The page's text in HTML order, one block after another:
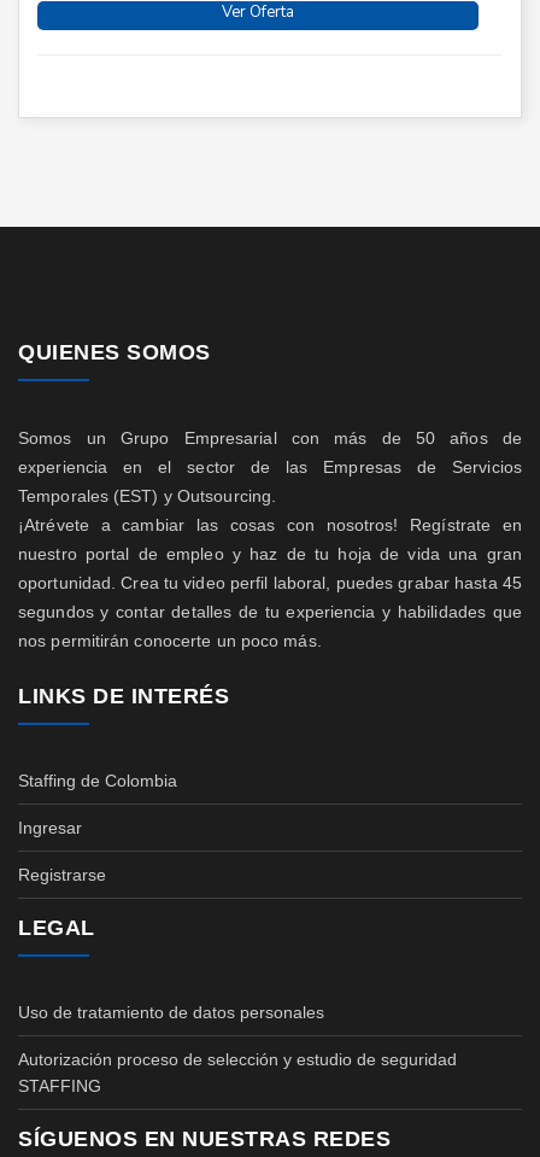
Ver Oferta
QUIENES SOMOS
Somos un Grupo Empresarial con más de 50 años de
experiencia en el sector de las Empresas de Servicios
Temporales (EST) y Outsourcing.
¡Atrévete a cambiar las cosas con nosotros! Regístrate en
nuestro portal de empleo y haz de tu hoja de vida una gran
oportunidad. Crea tu video perfil laboral, puedes grabar hasta 45
segundos y contar detalles de tu experiencia y habilidades que
nos permitirán conocerte un poco más.
LINKS DE INTERÉS
Staffing de Colombia
Ingresar
Registrarse
LEGAL
Uso de tratamiento de datos personales
Autorización proceso de selección y estudio de seguridad
STAFFING
SÍGUENOS EN NUESTRAS REDES